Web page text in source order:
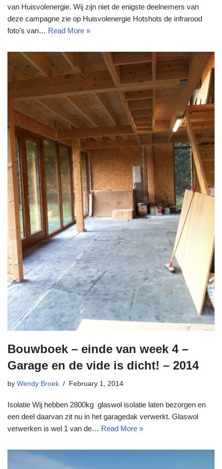
van Huisvolenergie. Wij zijn niet de enigste deelnemers van
deze campagne zie op Huisvolenergie Hotshots de infrarood
foto’s van… Read More »
Bouwboek – einde van week 4 –
Garage en de vide is dicht! – 2014
by Wendy Broek February 1, 2014
Isolatie Wij hebben 2800kg glaswol isolatie laten bezorgen en
een deel daarvan zit nu in het garagedak verwerkt. Glaswol
verwerken is wel 1 van de… Read More »